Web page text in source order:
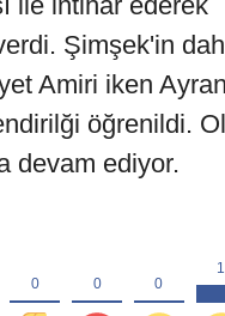
Şimşek'in
Amiri iken
öğrenildi.
devam ediyor.